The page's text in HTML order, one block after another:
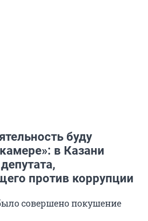
буду
в Казани
против коррупции
совершено покушение